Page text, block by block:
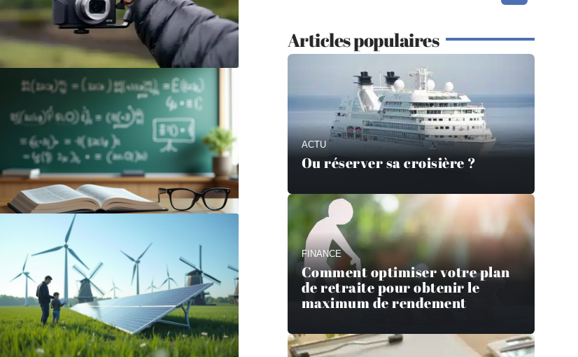
Articles populaires
ACTU
Ou réserver sa croisière ?
FINANCE
Comment optimiser votre plan
de retraite pour obtenir le
maximum de rendement